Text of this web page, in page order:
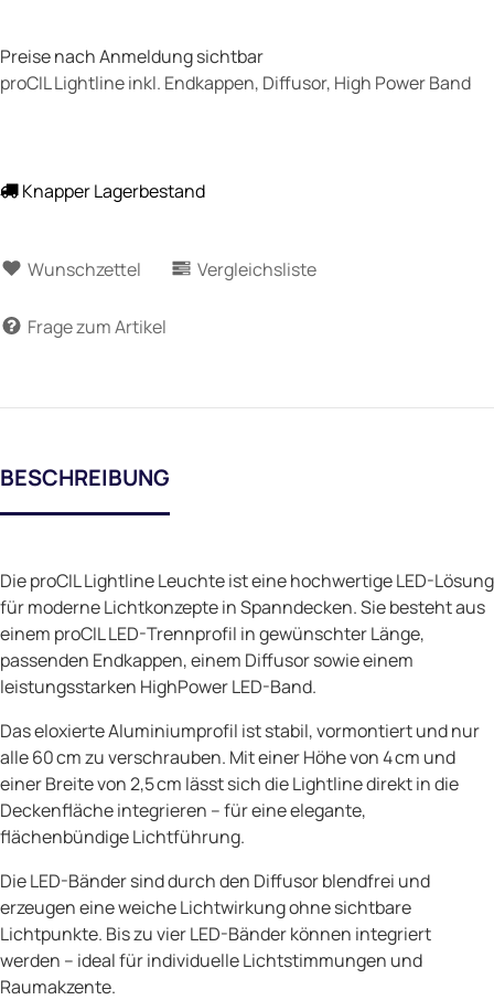
Preise nach Anmeldung sichtbar
proCIL Lightline inkl. Endkappen, Diffusor, High Power Band
Knapper Lagerbestand
Wunschzettel Vergleichsliste
Frage zum Artikel
BESCHREIBUNG
Die proCIL Lightline Leuchte ist eine hochwertige LED-Lösung
für moderne Lichtkonzepte in Spanndecken. Sie besteht aus
einem proCIL LED-Trennprofil in gewünschter Länge,
passenden Endkappen, einem Diffusor sowie einem
leistungsstarken HighPower LED-Band.
Das eloxierte Aluminiumprofil ist stabil, vormontiert und nur
alle 60 cm zu verschrauben. Mit einer Höhe von 4 cm und
einer Breite von 2,5 cm lässt sich die Lightline direkt in die
Deckenfläche integrieren – für eine elegante,
flächenbündige Lichtführung.
Die LED-Bänder sind durch den Diffusor blendfrei und
erzeugen eine weiche Lichtwirkung ohne sichtbare
Lichtpunkte. Bis zu vier LED-Bänder können integriert
werden – ideal für individuelle Lichtstimmungen und
Raumakzente.